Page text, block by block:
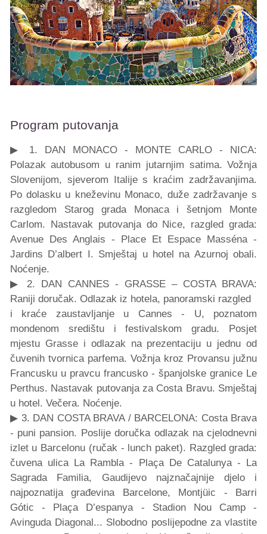
Program putovanja
▶ 1. DAN MONACO - MONTE CARLO - NICA:
Polazak autobusom u ranim jutarnjim satima. Vožnja
Slovenijom, sjeverom Italije s kraćim zadržavanjima.
Po dolasku u kneževinu Monaco, duže zadržavanje s
razgledom Starog grada Monaca i šetnjom Monte
Carlom. Nastavak putovanja do Nice, razgled grada:
Avenue Des Anglais - Place Et Espace Masséna -
Jardins D’albert I. Smještaj u hotel na Azurnoj obali.
Noćenje.
▶ 2. DAN CANNES - GRASSE – COSTA BRAVA:
Raniji doručak. Odlazak iz hotela, panoramski razgled
i kraće zaustavljanje u Cannes - U, poznatom
mondenom središtu i festivalskom gradu. Posjet
mjestu Grasse i odlazak na prezentaciju u jednu od
čuvenih tvornica parfema. Vožnja kroz Provansu južnu
Francusku u pravcu francusko - španjolske granice Le
Perthus. Nastavak putovanja za Costa Bravu. Smještaj
u hotel. Večera. Noćenje.
▶ 3. DAN COSTA BRAVA / BARCELONA: Costa Brava
- puni pansion. Poslije doručka odlazak na cjelodnevni
izlet u Barcelonu (ručak - lunch paket). Razgled grada:
čuvena ulica La Rambla - Plaça De Catalunya - La
Sagrada Familia, Gaudijevo najznačajnije djelo i
najpoznatija građevina Barcelone, Montjüic - Barri
Gótic - Plaça D’espanya - Stadion Nou Camp -
Avinguda Diagonal... Slobodno poslijepodne za vlastite